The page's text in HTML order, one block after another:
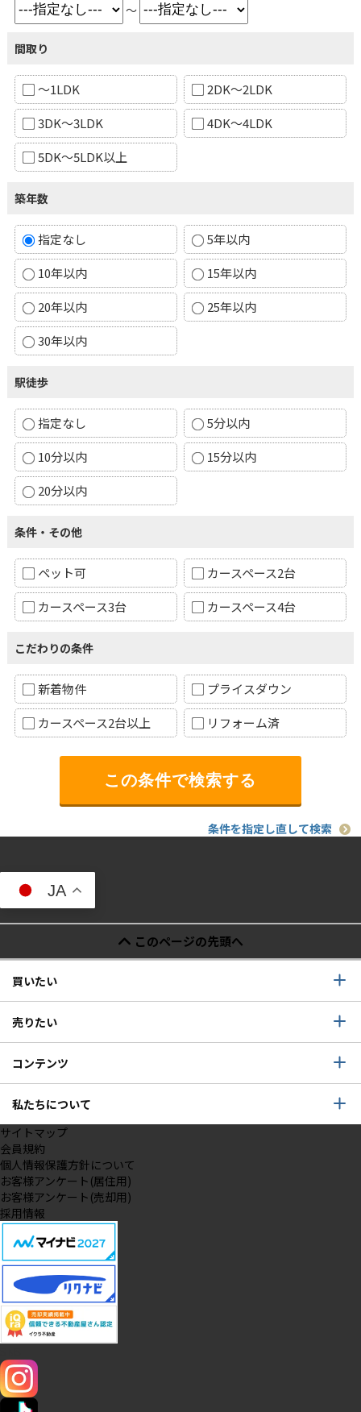
～
間取り
～1LDK
2DK～2LDK
3DK～3LDK
4DK～4LDK
5DK～5LDK以上
築年数
指定なし
5年以内
10年以内
15年以内
20年以内
25年以内
30年以内
駅徒歩
指定なし
5分以内
10分以内
15分以内
20分以内
条件・その他
ペット可
カースペース2台
カースペース3台
カースペース4台
こだわりの条件
新着物件
プライスダウン
カースペース2台以上
リフォーム済
条件を指定し直して検索
JA
このページの先頭へ
買いたい
売りたい
コンテンツ
私たちについて
サイトマップ
会員規約
個人情報保護方針について
お客様アンケート(居住用)
お客様アンケート(売却用)
採用情報